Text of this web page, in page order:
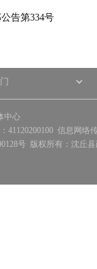
告第334号
中心
41120200100 信息网络
号 版权所有：沈丘